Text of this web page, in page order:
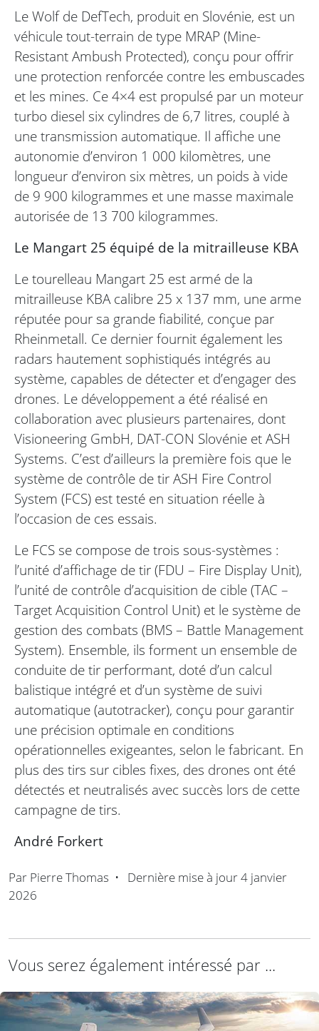
Le Wolf de DefTech, produit en Slovénie, est un
véhicule tout-terrain de type MRAP (Mine-
Resistant Ambush Protected), conçu pour offrir
une protection renforcée contre les embuscades
et les mines. Ce 4×4 est propulsé par un moteur
turbo diesel six cylindres de 6,7 litres, couplé à
une transmission automatique. Il affiche une
autonomie d’environ 1 000 kilomètres, une
longueur d’environ six mètres, un poids à vide
de 9 900 kilogrammes et une masse maximale
autorisée de 13 700 kilogrammes.
Le Mangart 25 équipé de la mitrailleuse KBA
Le tourelleau Mangart 25 est armé de la
mitrailleuse KBA calibre 25 x 137 mm, une arme
réputée pour sa grande fiabilité, conçue par
Rheinmetall. Ce dernier fournit également les
radars hautement sophistiqués intégrés au
système, capables de détecter et d’engager des
drones. Le développement a été réalisé en
collaboration avec plusieurs partenaires, dont
Visioneering GmbH, DAT-CON Slovénie et ASH
Systems. C’est d’ailleurs la première fois que le
système de contrôle de tir ASH Fire Control
System (FCS) est testé en situation réelle à
l’occasion de ces essais.
Le FCS se compose de trois sous-systèmes :
l’unité d’affichage de tir (FDU – Fire Display Unit),
l’unité de contrôle d’acquisition de cible (TAC –
Target Acquisition Control Unit) et le système de
gestion des combats (BMS – Battle Management
System). Ensemble, ils forment un ensemble de
conduite de tir performant, doté d’un calcul
balistique intégré et d’un système de suivi
automatique (autotracker), conçu pour garantir
une précision optimale en conditions
opérationnelles exigeantes, selon le fabricant. En
plus des tirs sur cibles fixes, des drones ont été
détectés et neutralisés avec succès lors de cette
campagne de tirs.
André Forkert
Par Pierre Thomas • Dernière mise à jour4 janvier
2026
Vous serez également intéressé par ...